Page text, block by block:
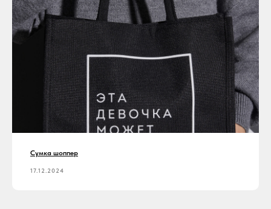
Сумка шоппер
17.12.2024